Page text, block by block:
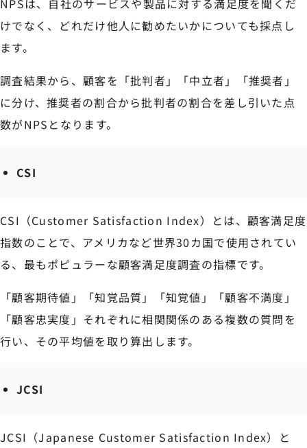
NPSは、自社のサービスや製品に対する満足度を聞くだ
けでなく、どれだけ他人に勧めたいかについても採点し
ます。
調査結果から、顧客を「批判者」「中立者」「推奨者」
に分け、推奨者の割合から批判者の割合を差し引いた点
数がNPSとなります。
CSI
CSI（Customer Satisfaction Index）とは、顧客満足度
指数のことで、アメリカなど世界30カ国で使用されてい
る、最もポピュラーな顧客満足度調査の指標です。
「顧客期待値」「知覚品質」「知覚値」「顧客不満度」
「顧客忠実度」それぞれに相関関係のある複数の質問を
行い、その平均値を取り算出します。
JCSI
JCSI（Japanese Customer Satisfaction Index）と